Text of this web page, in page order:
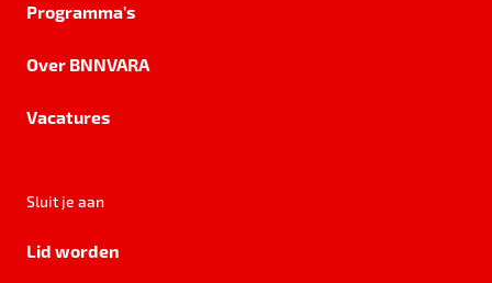
Programma's
Over BNNVARA
Vacatures
Sluit je aan
Lid worden